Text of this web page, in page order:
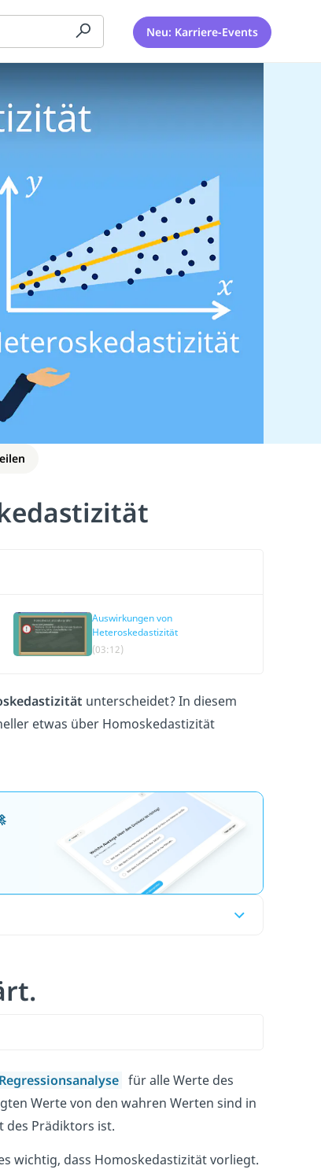
Neu: Karriere-Events
Auswirkungen von
Heteroskedastizität
(03:12)
unterscheidet? In diesem
etwas über Homoskedastizität
Regressionsanalyse für alle Werte des
Werte von den wahren Werten sind in
des Prädiktors ist.
wichtig, dass Homoskedastizität vorliegt.